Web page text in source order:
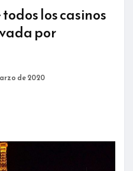
los casinos
por
de 2020